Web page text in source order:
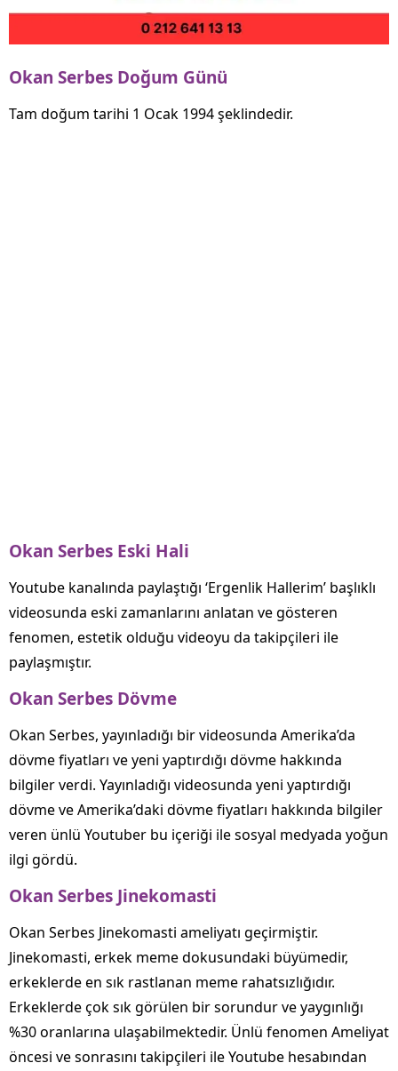
Okan Serbes Doğum Günü
Tam doğum tarihi 1 Ocak 1994 şeklindedir.
Okan Serbes Eski Hali
Youtube kanalında paylaştığı ‘Ergenlik Hallerim’ başlıklı
videosunda eski zamanlarını anlatan ve gösteren
fenomen, estetik olduğu videoyu da takipçileri ile
paylaşmıştır.
Okan Serbes Dövme
Okan Serbes, yayınladığı bir videosunda Amerika’da
dövme fiyatları ve yeni yaptırdığı dövme hakkında
bilgiler verdi. Yayınladığı videosunda yeni yaptırdığı
dövme ve Amerika’daki dövme fiyatları hakkında bilgiler
veren ünlü Youtuber bu içeriği ile sosyal medyada yoğun
ilgi gördü.
Okan Serbes Jinekomasti
Okan Serbes Jinekomasti ameliyatı geçirmiştir.
Jinekomasti, erkek meme dokusundaki büyümedir,
erkeklerde en sık rastlanan meme rahatsızlığıdır.
Erkeklerde çok sık görülen bir sorundur ve yaygınlığı
%30 oranlarına ulaşabilmektedir. Ünlü fenomen Ameliyat
öncesi ve sonrasını takipçileri ile Youtube hesabından